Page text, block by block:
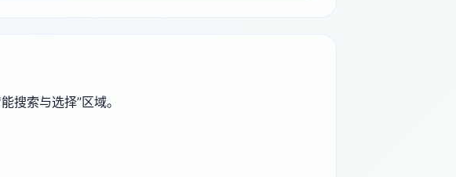
搜索与选择”区域。